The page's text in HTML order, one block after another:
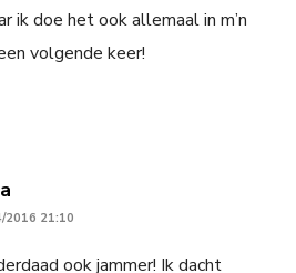
ik doe het ook allemaal in m’n
volgende keer!
2016 21:10
ook jammer! Ik dacht